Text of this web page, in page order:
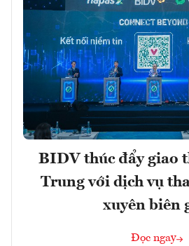
BIDV thúc đẩy giao
Trung với dịch vụ
xuyên biên
Đọc ngay